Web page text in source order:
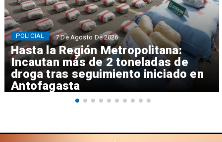
Hasta la Región Metropolitana:
Incautan más de 2 toneladas de
droga tras seguimiento iniciado en
Antofagasta
POLICIAL 7 De Agosto De 2026